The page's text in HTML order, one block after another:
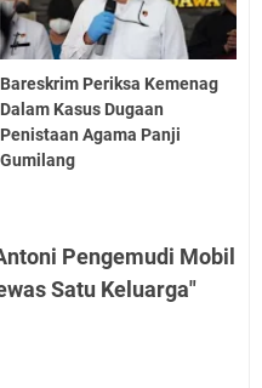
Bareskrim Periksa Kemenag
Dalam Kasus Dugaan
Penistaan Agama Panji
Gumilang
Pengemudi Mobil
Satu Keluarga"